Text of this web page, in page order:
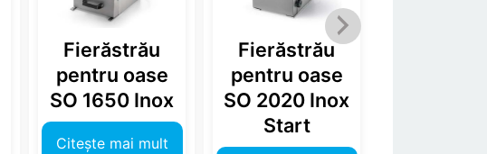
Fierăstrău
pentru oase
SO 1650 Inox
Citește mai mult
Fierăstrău
pentru oase
SO 2020 Inox
Start